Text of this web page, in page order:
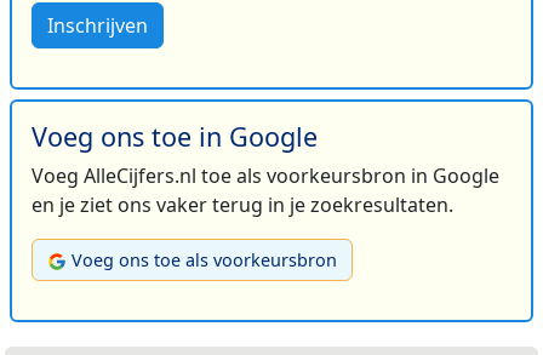
Inschrijven
Voeg ons toe in Google
Voeg AlleCijfers.nl toe als voorkeursbron in Google
en je ziet ons vaker terug in je zoekresultaten.
Voeg ons toe als voorkeursbron